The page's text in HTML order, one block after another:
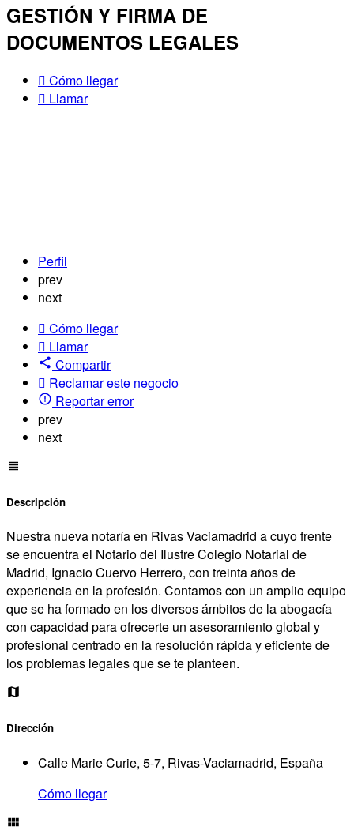
GESTIÓN Y FIRMA DE
DOCUMENTOS LEGALES
Cómo llegar
Llamar
Perfil
prev
next
Cómo llegar
Llamar
Compartir
Reclamar este negocio
Reportar error
prev
next
Descripción
Nuestra nueva notaría en Rivas Vaciamadrid a cuyo frente
se encuentra el Notario del Ilustre Colegio Notarial de
Madrid, Ignacio Cuervo Herrero, con treinta años de
experiencia en la profesión. Contamos con un amplio equipo
que se ha formado en los diversos ámbitos de la abogacía
con capacidad para ofrecerte un asesoramiento global y
profesional centrado en la resolución rápida y eficiente de
los problemas legales que se te planteen.
Dirección
Calle Marie Curie, 5-7, Rivas-Vaciamadrid, España
Cómo llegar